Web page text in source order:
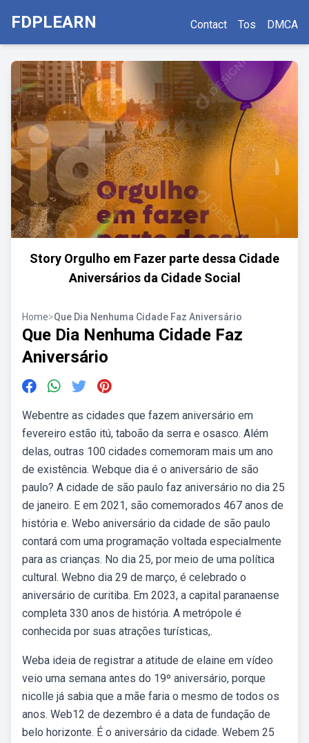
FDPLEARN Contact Tos DMCA
Story Orgulho em Fazer parte dessa Cidade
Aniversários da Cidade Social
Home>Que Dia Nenhuma Cidade Faz Aniversário
Que Dia Nenhuma Cidade Faz
Aniversário
Webentre as cidades que fazem aniversário em
fevereiro estão itú, taboão da serra e osasco. Além
delas, outras 100 cidades comemoram mais um ano
de existência. Webque dia é o aniversário de são
paulo? A cidade de são paulo faz aniversário no dia 25
de janeiro. E em 2021, são comemorados 467 anos de
história e. Webo aniversário da cidade de são paulo
contará com uma programação voltada especialmente
para as crianças. No dia 25, por meio de uma política
cultural. Webno dia 29 de março, é celebrado o
aniversário de curitiba. Em 2023, a capital paranaense
completa 330 anos de história. A metrópole é
conhecida por suas atrações turísticas,.
Weba ideia de registrar a atitude de elaine em vídeo
veio uma semana antes do 19º aniversário, porque
nicolle já sabia que a mãe faria o mesmo de todos os
anos. Web12 de dezembro é a data de fundação de
belo horizonte. É o aniversário da cidade. Webem 25